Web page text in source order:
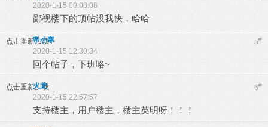
2020-1-15 00:08:08
鄙视楼下的顶帖没我快，哈哈
点击重新加载 5#
帝小寒
2020-1-15 12:30:34
回个帖子，下班咯~
点击重新加载 6#
火龙
2020-1-15 22:57:57
支持楼主，用户楼主，楼主英明呀！！！